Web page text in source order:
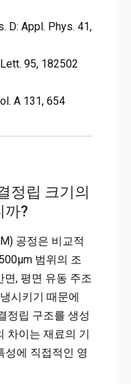
D: Appl. Phys. 41,
95, 182502
A 131, 654
정립 크기의
까?
공정은 비교적
범위의 조
, 평면 유동 주조
시키기 때문에
정립 구조를 생성
차이는 재료의 기
성에 직접적인 영